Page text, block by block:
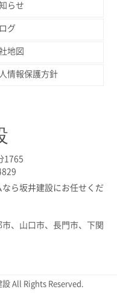
らせ
グ
地図
情報保護方針
1765
ら坂井建設にお任せくだ
、山口市、長門市、下関
All Rights Reserved.